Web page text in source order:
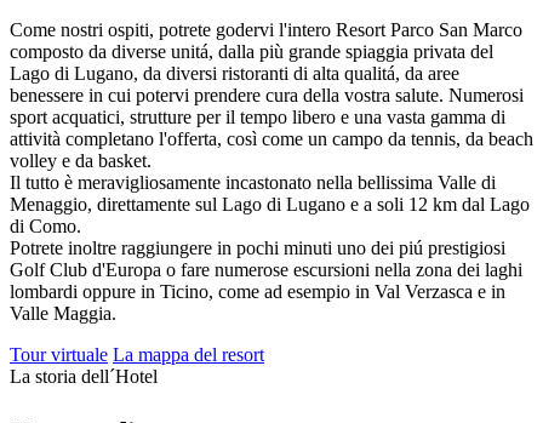
Come nostri ospiti, potrete godervi l'intero Resort Parco San Marco
composto da diverse unitá, dalla più grande spiaggia privata del
Lago di Lugano, da diversi ristoranti di alta qualitá, da aree
benessere in cui potervi prendere cura della vostra salute. Numerosi
sport acquatici, strutture per il tempo libero e una vasta gamma di
attività completano l'offerta, così come un campo da tennis, da beach
volley e da basket.
Il tutto è meravigliosamente incastonato nella bellissima Valle di
Menaggio, direttamente sul Lago di Lugano e a soli 12 km dal Lago
di Como.
Potrete inoltre raggiungere in pochi minuti uno dei piú prestigiosi
Golf Club d'Europa o fare numerose escursioni nella zona dei laghi
lombardi oppure in Ticino, come ad esempio in Val Verzasca e in
Valle Maggia.
Tour virtuale La mappa del resort
La storia dell´Hotel